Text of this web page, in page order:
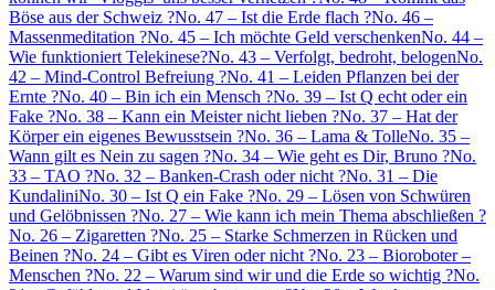
Böse aus der Schweiz ?No. 47 – Ist die Erde flach ?No. 46 –
Massenmeditation ?No. 45 – Ich möchte Geld verschenkenNo. 44 –
Wie funktioniert Telekinese?No. 43 – Verfolgt, bedroht, belogenNo.
42 – Mind-Control Befreiung ?No. 41 – Leiden Pflanzen bei der
Ernte ?No. 40 – Bin ich ein Mensch ?No. 39 – Ist Q echt oder ein
Fake ?No. 38 – Kann ein Meister nicht lieben ?No. 37 – Hat der
Körper ein eigenes Bewusstsein ?No. 36 – Lama & TolleNo. 35 –
Wann gilt es Nein zu sagen ?No. 34 – Wie geht es Dir, Bruno ?No.
33 – TAO ?No. 32 – Banken-Crash oder nicht ?No. 31 – Die
KundaliniNo. 30 – Ist Q ein Fake ?No. 29 – Lösen von Schwüren
und Gelöbnissen ?No. 27 – Wie kann ich mein Thema abschließen ?
No. 26 – Zigaretten ?No. 25 – Starke Schmerzen in Rücken und
Beinen ?No. 24 – Gibt es Viren oder nicht ?No. 23 – Bioroboter –
Menschen ?No. 22 – Warum sind wir und die Erde so wichtig ?No.